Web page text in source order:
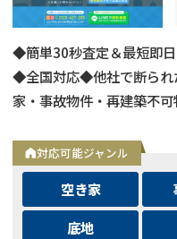
◆簡単30秒査定＆最短即
◆全国対応◆他社で断られ
家・事故物件・再建築不
退き・相続・共有持分な
対応可能ジャンル
空き家
底地